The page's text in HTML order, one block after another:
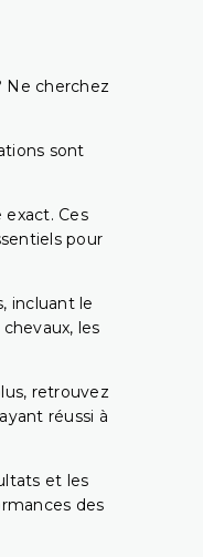
Ne cherchez
sont
Ces
pour
incluant le
les
retrouvez
réussi à
et les
des